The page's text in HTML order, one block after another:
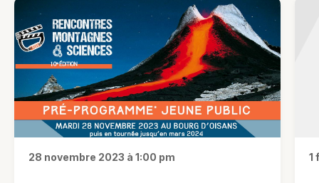
28 novembre 2023 à 1:00 pm 1